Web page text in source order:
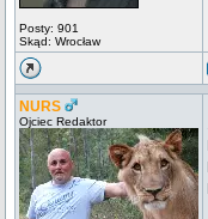
Posty: 901
Skąd: Wrocław
NURS
Ojciec Redaktor